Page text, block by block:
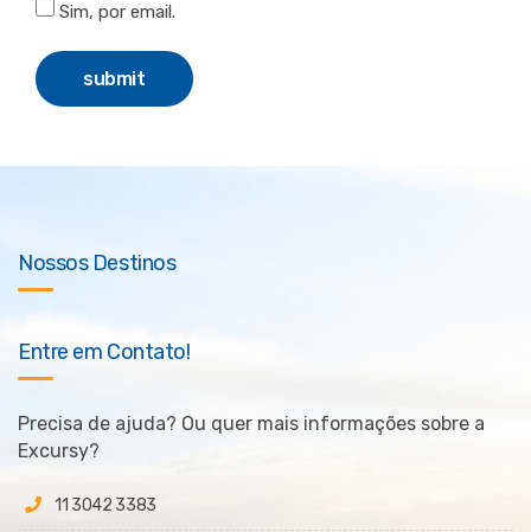
Sim, por email.
Nossos Destinos
Entre em Contato!
Precisa de ajuda? Ou quer mais informações sobre a
Excursy?
11 3042 3383